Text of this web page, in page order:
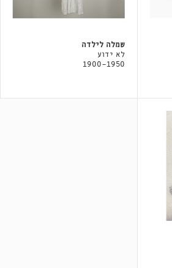
שמלה לילדה
לא ידוע
1900-1950